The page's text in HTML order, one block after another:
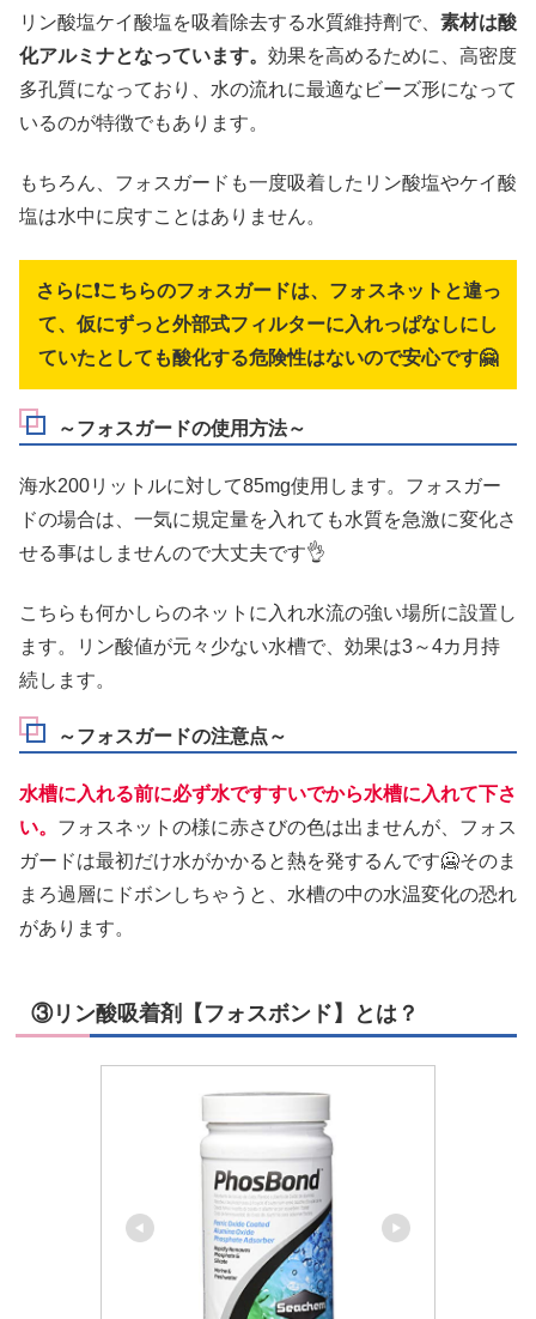
リン酸塩ケイ酸塩を吸着除去する水質維持劑で、 素材は酸
化アルミナとなっています。 効果を高めるために、高密度
多孔質になっており、水の流れに最適なビーズ形になって
いるのが特徴でもあります。
もちろん、フォスガードも一度吸着したリン酸塩やケイ酸
塩は水中に戻すことはありません。
さらに❗こちらのフォスガードは、フォスネットと違っ
て、仮にずっと外部式フィルターに入れっぱなしにし
ていたとしても酸化する危険性はないので安心です🤗
～フォスガードの使用方法～
海水200リットルに対して85mg使用します。フォスガー
ドの場合は、一気に規定量を入れても水質を急激に変化さ
せる事はしませんので大丈夫です👌
こちらも何かしらのネットに入れ水流の強い場所に設置し
ます。リン酸値が元々少ない水槽で、効果は3～4カ月持
続します。
～フォスガードの注意点～
水槽に入れる前に必ず水ですすいでから水槽に入れて下さ
い。 フォスネットの様に赤さびの色は出ませんが、フォス
ガードは最初だけ水がかかると熱を発するんです🥶そのま
まろ過層にドボンしちゃうと、水槽の中の水温変化の恐れ
があります。
③リン酸吸着剤【フォスボンド】とは？